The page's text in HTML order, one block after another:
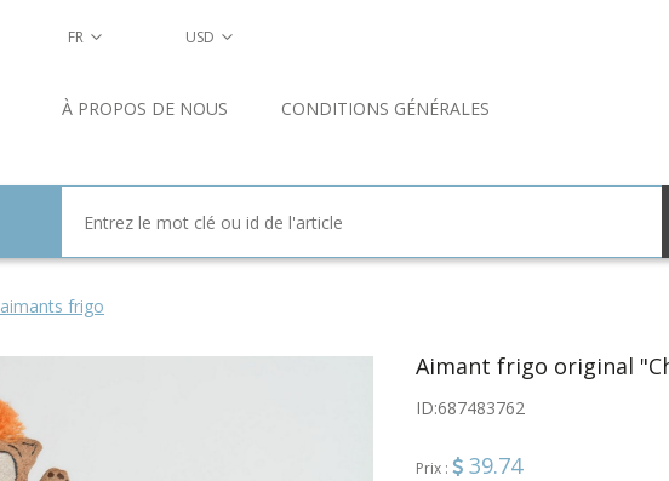
aimants frigo
Aimant frigo original
ID:687483762
Prix : 39.74
FR USD
À PROPOS DE NOUS CONDITIONS GÉNÉRALES